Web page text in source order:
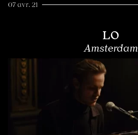
07 avr. 21
LO
Amsterdam